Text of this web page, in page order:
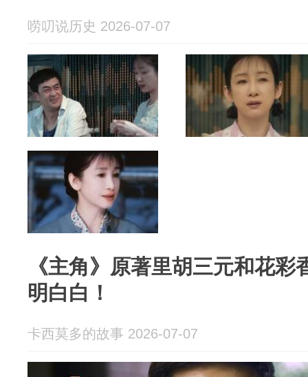
唠叨说历史 2026-07-07
《主角》原著里胡三元和花
明白白！
卡西莫多的故事 2026-07-07